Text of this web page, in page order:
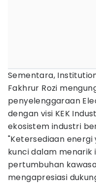
Sementara,
Fakhrur Rozi
penyelenggaraan
dengan visi KEK
ekosistem industri
"Ketersediaan
kunci dalam
pertumbuhan
mengapresiasi